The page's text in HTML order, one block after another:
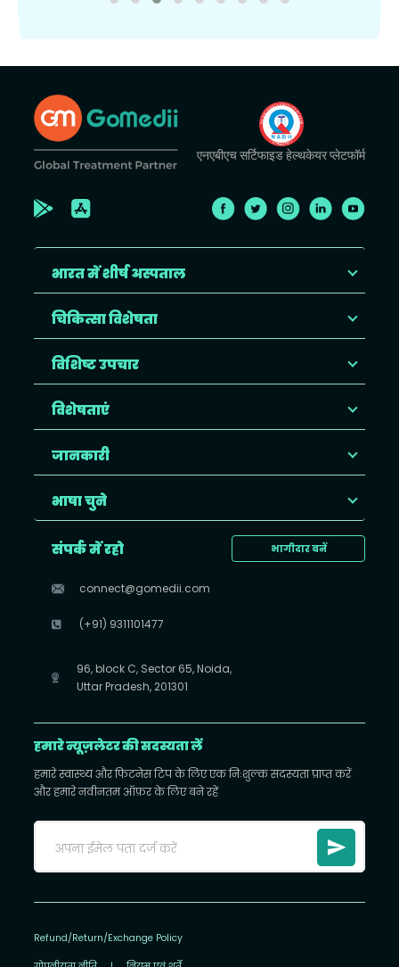
एनएबीएच सर्टिफाइड हेल्थकेयर प्लेटफॉर्म
भारत में शीर्ष अस्पताल
चिकित्सा विशेषता
विशिष्ट उपचार
विशेषताएं
जानकारी
भाषा चुने
भागीदार बनें
संपर्क में रहो
connect@gomedii.com
(+91) 9311101477
96, block C, Sector 65, Noida,
Uttar Pradesh, 201301
हमारे न्यूज़लेटर की सदस्यता लें
हमारे स्वास्थ्य और फिटनेस टिप के लिए एक निःशुल्क सदस्यता प्राप्त करें
और हमारे नवीनतम ऑफ़र के लिए बने रहें
Refund/Return/Exchange Policy